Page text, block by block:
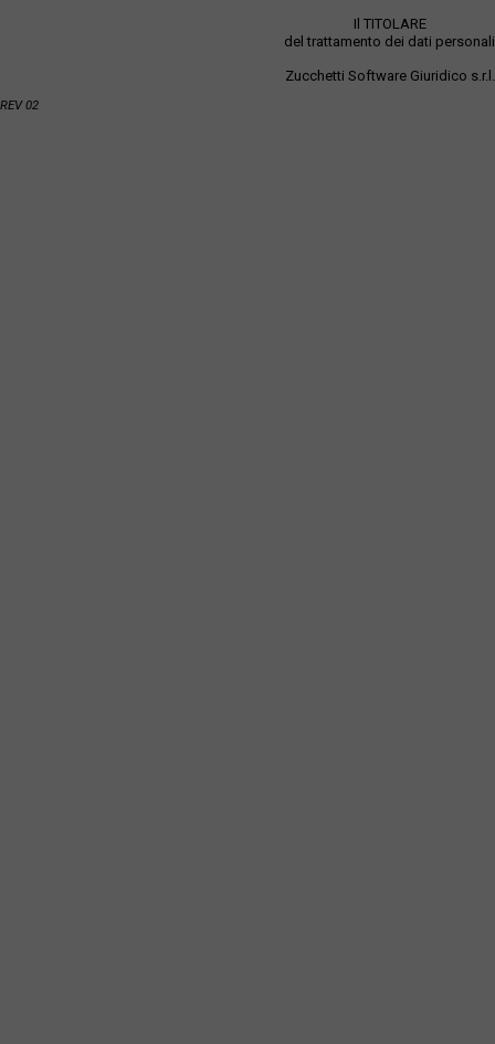
Il TITOLARE
del trattamento dei dati personali
Zucchetti Software Giuridico s.r.l.
REV 02